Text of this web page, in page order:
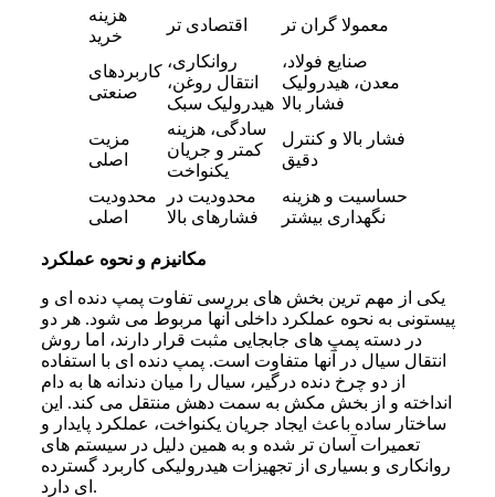
هزینه
خرید
اقتصادی تر معمولا گران تر
کاربردهای
صنعتی
روانکاری،
انتقال روغن،
هیدرولیک سبک
صنایع فولاد،
معدن، هیدرولیک
فشار بالا
مزیت
اصلی
سادگی، هزینه
کمتر و جریان
یکنواخت
فشار بالا و کنترل
دقیق
محدودیت
اصلی
محدودیت در
فشارهای بالا
حساسیت و هزینه
نگهداری بیشتر
مکانیزم و نحوه عملکرد
یکی از مهم ترین بخش های بررسی تفاوت پمپ دنده ای و
پیستونی به نحوه عملکرد داخلی آنها مربوط می شود. هر دو
در دسته پمپ های جابجایی مثبت قرار دارند، اما روش
انتقال سیال در آنها متفاوت است. پمپ دنده ای با استفاده
از دو چرخ دنده درگیر، سیال را میان دندانه ها به دام
انداخته و از بخش مکش به سمت دهش منتقل می کند. این
ساختار ساده باعث ایجاد جریان یکنواخت، عملکرد پایدار و
تعمیرات آسان تر شده و به همین دلیل در سیستم های
روانکاری و بسیاری از تجهیزات هیدرولیکی کاربرد گسترده
ای دارد.